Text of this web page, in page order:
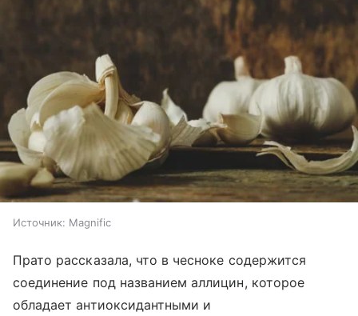
Источник: Magnific
Прато рассказала, что в чесноке содержится
соединение под названием аллицин, которое
обладает антиоксидантными и